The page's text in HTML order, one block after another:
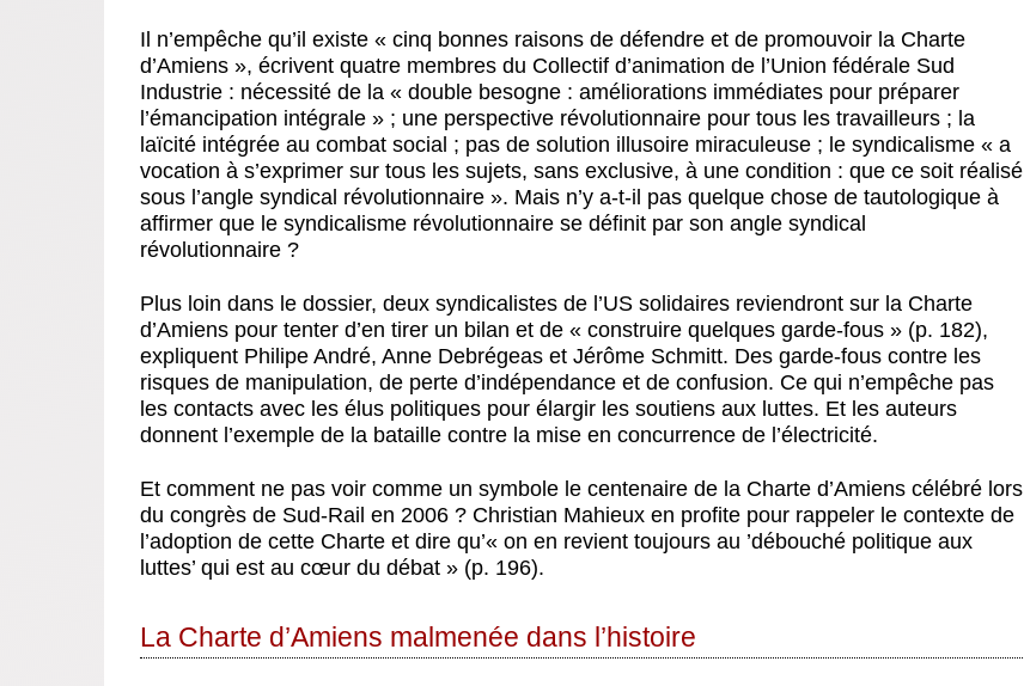
Il n’empêche qu’il existe « cinq bonnes raisons de défendre et de promouvoir la Charte
d’Amiens », écrivent quatre membres du Collectif d’animation de l’Union fédérale Sud
Industrie : nécessité de la « double besogne : améliorations immédiates pour préparer
l’émancipation intégrale » ; une perspective révolutionnaire pour tous les travailleurs ; la
laïcité intégrée au combat social ; pas de solution illusoire miraculeuse ; le syndicalisme « a
vocation à s’exprimer sur tous les sujets, sans exclusive, à une condition : que ce soit réalisé
sous l’angle syndical révolutionnaire ». Mais n’y a-t-il pas quelque chose de tautologique à
affirmer que le syndicalisme révolutionnaire se définit par son angle syndical
révolutionnaire ?
Plus loin dans le dossier, deux syndicalistes de l’US solidaires reviendront sur la Charte
d’Amiens pour tenter d’en tirer un bilan et de « construire quelques garde-fous » (p. 182),
expliquent Philipe André, Anne Debrégeas et Jérôme Schmitt. Des garde-fous contre les
risques de manipulation, de perte d’indépendance et de confusion. Ce qui n’empêche pas
les contacts avec les élus politiques pour élargir les soutiens aux luttes. Et les auteurs
donnent l’exemple de la bataille contre la mise en concurrence de l’électricité.
Et comment ne pas voir comme un symbole le centenaire de la Charte d’Amiens célébré lors
du congrès de Sud-Rail en 2006 ? Christian Mahieux en profite pour rappeler le contexte de
l’adoption de cette Charte et dire qu’« on en revient toujours au ’débouché politique aux
luttes’ qui est au cœur du débat » (p. 196).
La Charte d’Amiens malmenée dans l’histoire